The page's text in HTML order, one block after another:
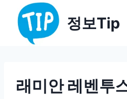
content
정보Tip
래미안 레벤투